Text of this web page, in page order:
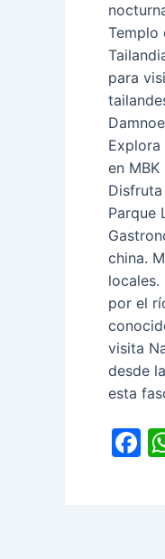
Templo
para
Explora
en
Parque
china.
por el
visita
desde
esta
F